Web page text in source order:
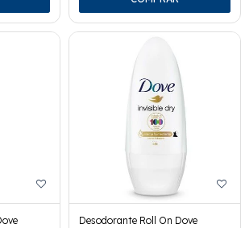
Desodorante Roll On Dove